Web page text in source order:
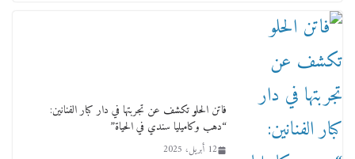
فاتن الحلو تكشف عن تجربتها في دار كبار الفنانين:
“دهب وكاميليا سندي في الحياة”
12 أبريل، 2025